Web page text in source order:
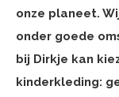
onze planeet.
onder goede
bij Dirkje kan
kinderkleding: